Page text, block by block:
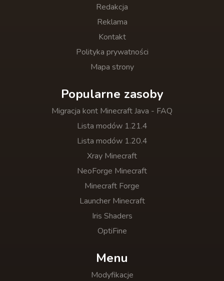
Redakcja
Reklama
Kontakt
Polityka prywatności
Mapa strony
Popularne zasoby
Migracja kont Minecraft Java - FAQ
Lista modów 1.21.4
Lista modów 1.20.4
Xray Minecraft
NeoForge Minecraft
Minecraft Forge
Launcher Minecraft
Iris Shaders
OptiFine
Menu
Modyfikacje